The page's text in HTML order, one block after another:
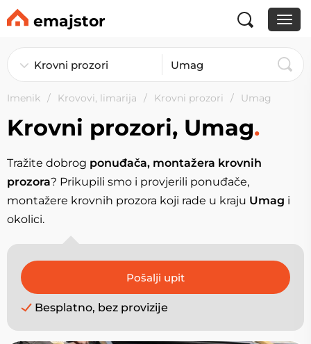
emajstor
Imenik Krovovi, limarija Krovni prozori Umag
Krovni prozori, Umag.
Tražite dobrog ponuđača, montažera krovnih
prozora? Prikupili smo i provjerili ponuđače,
montažere krovnih prozora koji rade u kraju Umag i
okolici.
Besplatno, bez provizije